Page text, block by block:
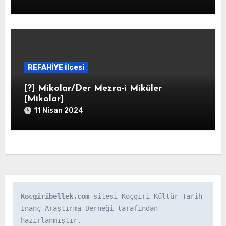
REFAHİYE İlçesi
[?] Mikolar/Der Mezra-i Miküler
[Mikolar]
11 Nisan 2024
Kocgiribellek.com sitesi Koçgiri Kültür Tarih
İnanç Araştırma Derneği tarafından
hazırlanmıştır.